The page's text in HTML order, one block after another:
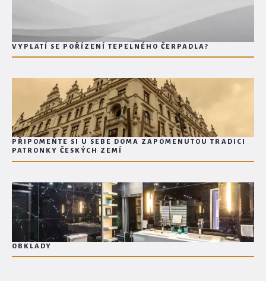
VYPLATÍ SE POŘÍZENÍ TEPELNÉHO ČERPADLA?
PŘIPOMEŇTE SI U SEBE DOMA ZAPOMENUTOU TRADICI
PATRONKY ČESKÝCH ZEMÍ
OBKLADY